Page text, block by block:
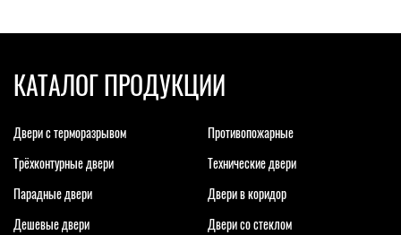
КАТАЛОГ ПРОДУКЦИИ
Двери с терморазрывом
Противопожарные
Трёхконтурные двери
Технические двери
Парадные двери
Двери в коридор
Дешевые двери
Двери со стеклом